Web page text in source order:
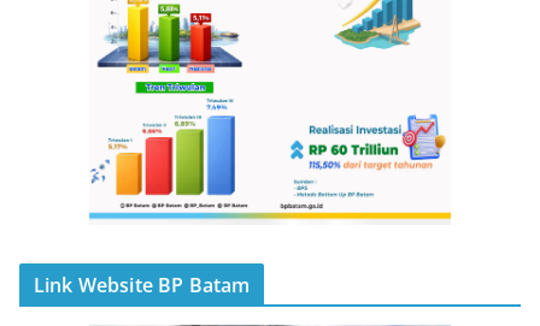
Link Website BP Batam